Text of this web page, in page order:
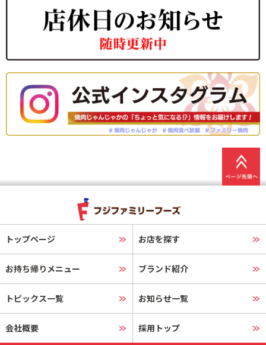
トップページ お店を探す
お持ち帰りメニュー ブランド紹介
トピックス一覧 お知らせ一覧
会社概要 採用トップ